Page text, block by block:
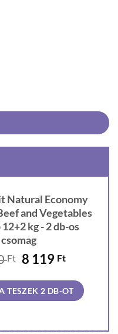
Natural Economy
and Vegetables
kg - 2 db-os
csomag
Ft Original
was:
8
8 119 FtCurrent
is:
8
TESZEK 2 DB-OT